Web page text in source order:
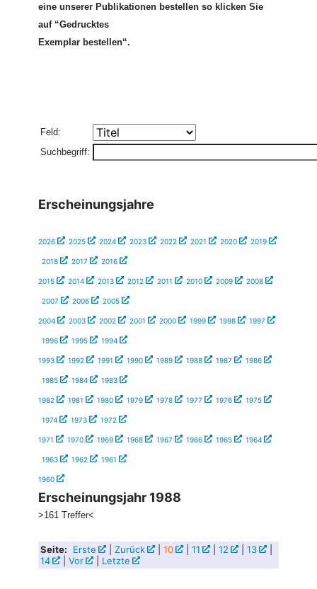
eine unserer Publikationen bestellen so klicken Sie
auf “Gedrucktes
Exemplar bestellen“.
Feld:
Suchbegriff:
Erscheinungsjahre
2026 2025 2024 2023 2022 2021 2020 2019
2018 2017 2016
2015 2014 2013 2012 2011 2010 2009 2008
2007 2006 2005
2004 2003 2002 2001 2000 1999 1998 1997
1996 1995 1994
1993 1992 1991 1990 1989 1988 1987 1986
1985 1984 1983
1982 1981 1980 1979 1978 1977 1976 1975
1974 1973 1972
1971 1970 1969 1968 1967 1966 1965 1964
1963 1962 1961
1960
Erscheinungsjahr 1988
>161 Treffer<
Seite: Erste Zurück 10 11 12 13
14
Vor Letzte